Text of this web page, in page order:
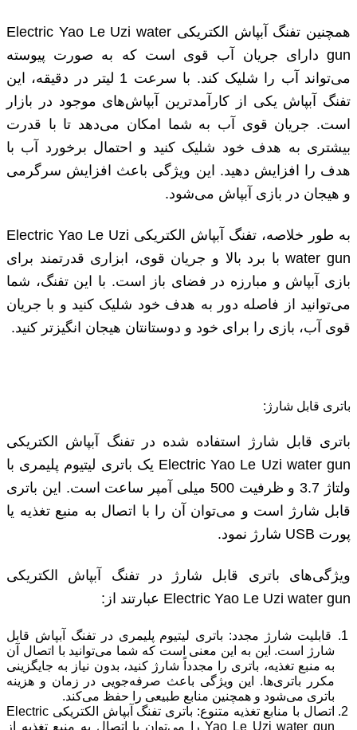
همچنین تفنگ آبپاش الکتریکی Electric Yao Le Uzi water
gun دارای جریان آب قوی است که به صورت پیوسته
می‌تواند آب را شلیک کند. با سرعت 1 لیتر در دقیقه، این
تفنگ آبپاش یکی از کارآمدترین آبپاش‌های موجود در بازار
است. جریان قوی آب به شما امکان می‌دهد تا با قدرت
بیشتری به هدف خود شلیک کنید و احتمال برخورد آب با
هدف را افزایش دهید. این ویژگی باعث افزایش سرگرمی
و هیجان در بازی آبپاش می‌شود.
به طور خلاصه، تفنگ آبپاش الکتریکی Electric Yao Le Uzi
water gun با برد بالا و جریان قوی، ابزاری قدرتمند برای
بازی آبپاش و مبارزه در فضای باز است. با این تفنگ، شما
می‌توانید از فاصله دور به هدف خود شلیک کنید و با جریان
قوی آب، بازی را برای خود و دوستانتان هیجان انگیزتر کنید.
باتری قابل شارژ:
باتری قابل شارژ استفاده شده در تفنگ آبپاش الکتریکی
Electric Yao Le Uzi water gun یک باتری لیتیوم پلیمری با
ولتاژ 3.7 و ظرفیت 500 میلی آمپر ساعت است. این باتری
قابل شارژ است و می‌توان آن را با اتصال به منبع تغذیه یا
پورت USB شارژ نمود.
ویژگی‌های باتری قابل شارژ در تفنگ آبپاش الکتریکی
Electric Yao Le Uzi water gun عبارتند از:
قابلیت شارژ مجدد: باتری لیتیوم پلیمری در تفنگ آبپاش قابل
شارژ است. این به این معنی است که شما می‌توانید با اتصال آن
به منبع تغذیه، باتری را مجدداً شارژ کنید، بدون نیاز به جایگزینی
مکرر باتری‌ها. این ویژگی باعث صرفه‌جویی در زمان و هزینه
باتری می‌شود و همچنین منابع طبیعی را حفظ می‌کند.
اتصال با منابع تغذیه متنوع: باتری تفنگ آبپاش الکتریکی Electric
Yao Le Uzi water gun را می‌توان با اتصال به منبع تغذیه از